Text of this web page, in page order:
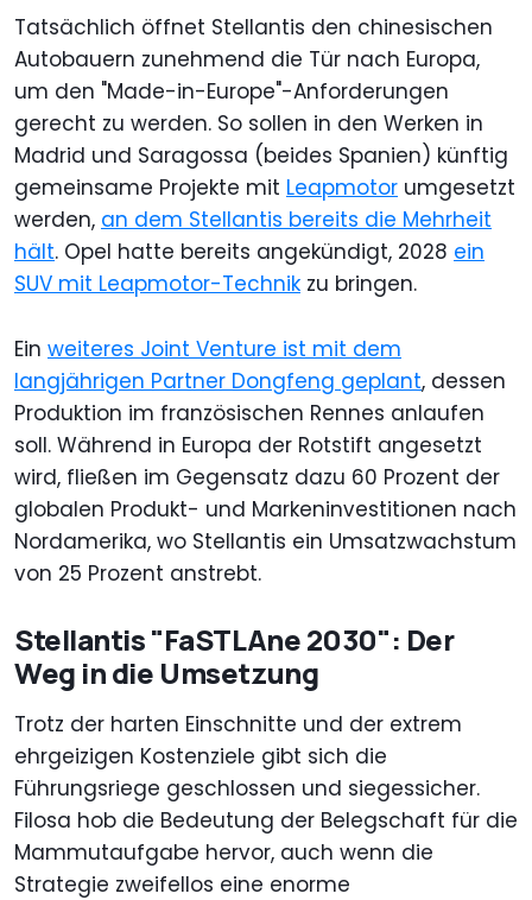
Tatsächlich öffnet Stellantis den chinesischen
Autobauern zunehmend die Tür nach Europa,
um den "Made-in-Europe"-Anforderungen
gerecht zu werden. So sollen in den Werken in
Madrid und Saragossa (beides Spanien) künftig
gemeinsame Projekte mit Leapmotor umgesetzt
werden, an dem Stellantis bereits die Mehrheit
hält. Opel hatte bereits angekündigt, 2028 ein
SUV mit Leapmotor-Technik zu bringen.
Ein weiteres Joint Venture ist mit dem
langjährigen Partner Dongfeng geplant, dessen
Produktion im französischen Rennes anlaufen
soll. Während in Europa der Rotstift angesetzt
wird, fließen im Gegensatz dazu 60 Prozent der
globalen Produkt- und Markeninvestitionen nach
Nordamerika, wo Stellantis ein Umsatzwachstum
von 25 Prozent anstrebt.
Stellantis "FaSTLAne 2030": Der
Weg in die Umsetzung
Trotz der harten Einschnitte und der extrem
ehrgeizigen Kostenziele gibt sich die
Führungsriege geschlossen und siegessicher.
Filosa hob die Bedeutung der Belegschaft für die
Mammutaufgabe hervor, auch wenn die
Strategie zweifellos eine enorme